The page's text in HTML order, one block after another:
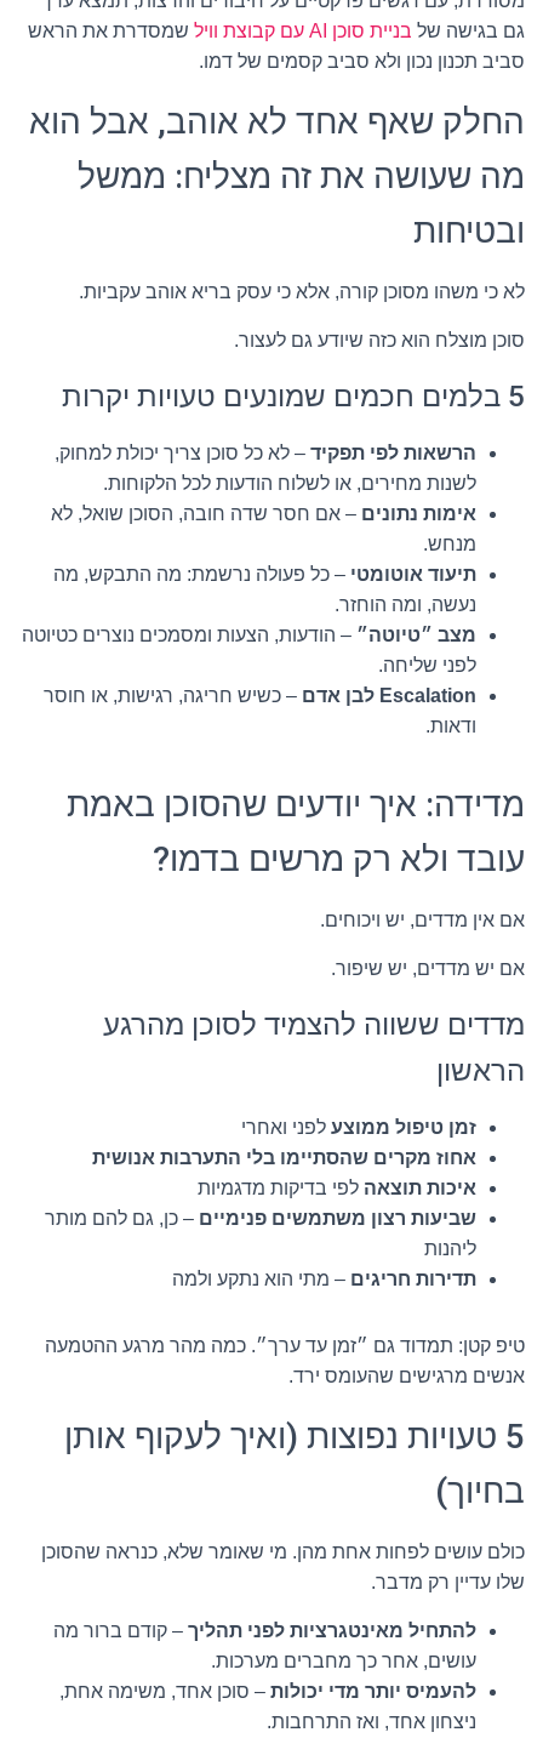
גם בגישה של בניית סוכן AI עם קבוצת וויל
שמסדרת את הראש
סביב תכנון נכון ולא סביב קסמים של דמו.
החלק שאף אחד לא אוהב, אבל הוא
מה שעושה את זה מצליח: ממשל
ובטיחות
לא כי משהו מסוכן קורה, אלא כי עסק בריא אוהב עקביות.
סוכן מוצלח הוא כזה שיודע גם לעצור.
5 בלמים חכמים שמונעים טעויות יקרות
הרשאות לפי תפקיד – לא כל סוכן צריך יכולת למחוק,
לשנות מחירים, או לשלוח הודעות לכל הלקוחות.
אימות נתונים – אם חסר שדה חובה, הסוכן שואל, לא
מנחש.
תיעוד אוטומטי – כל פעולה נרשמת: מה התבקש, מה
נעשה, ומה הוחזר.
מצב ״טיוטה״ – הודעות, הצעות ומסמכים נוצרים כטיוטה
לפני שליחה.
Escalation לבן אדם
– כשיש חריגה, רגישות, או חוסר
ודאות.
מדידה: איך יודעים שהסוכן באמת
עובד ולא רק מרשים בדמו?
אם אין מדדים, יש ויכוחים.
אם יש מדדים, יש שיפור.
מדדים ששווה להצמיד לסוכן מהרגע
הראשון
זמן טיפול ממוצע לפני ואחרי
אחוז מקרים שהסתיימו בלי התערבות אנושית
איכות תוצאה לפי בדיקות מדגמיות
שביעות רצון משתמשים פנימיים – כן, גם להם מותר
ליהנות
תדירות חריגים – מתי הוא נתקע ולמה
טיפ קטן: תמדוד גם ״זמן עד ערך״. כמה מהר מרגע ההטמעה
אנשים מרגישים שהעומס ירד.
5 טעויות נפוצות (ואיך לעקוף אותן
בחיוך)
כולם עושים לפחות אחת מהן. מי שאומר שלא, כנראה שהסוכן
שלו עדיין רק מדבר.
להתחיל מאינטגרציות לפני תהליך – קודם ברור מה
עושים, אחר כך מחברים מערכות.
להעמיס יותר מדי יכולות – סוכן אחד, משימה אחת,
ניצחון אחד, ואז התרחבות.